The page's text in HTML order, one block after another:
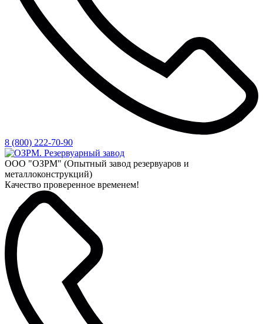
8 (800) 222-70-90
ООО "ОЗРМ" (Опытный завод резервуаров и
металлоконструкций)
Качество проверенное временем!